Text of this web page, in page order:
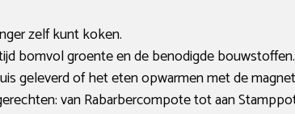
zelf kunt koken.
bomvol groente en de benodigde bouwstoffen.
geleverd of het eten opwarmen met de
van Rabarbercompote tot aan